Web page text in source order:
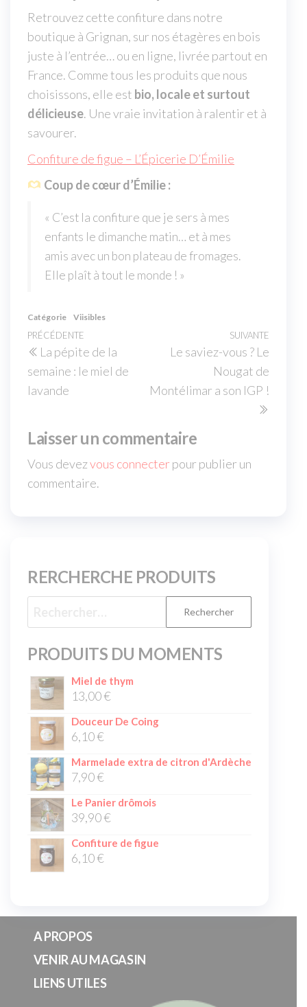
Retrouvez cette confiture dans notre
boutique à Grignan, sur nos étagères en bois
juste à l’entrée… ou en ligne, livrée partout en
France. Comme tous les produits que nous
choisissons, elle est bio, locale et surtout
délicieuse. Une vraie invitation à ralentir et à
savourer.
Confiture de figue – L’Épicerie D’Émilie
Coup de cœur d’Émilie :
« C’est la confiture que je sers à mes
enfants le dimanche matin… et à mes
amis avec un bon plateau de fromages.
Elle plaît à tout le monde ! »
Catégorie Viisibles
PRÉCÉDENTE
La pépite de la
semaine : le miel de
lavande
SUIVANTE
Le saviez-vous ? Le
Nougat de
Montélimar a son IGP !
Laisser un commentaire
Vous devezvous connecter pour publier un
commentaire.
RERCHERCHE PRODUITS
PRODUITS DU MOMENTS
Miel de thym
13,00€
Douceur De Coing
6,10€
Marmelade extra de citron d'Ardèche
7,90€
Le Panier drômois
39,90€
Confiture de figue
6,10€
A PROPOS
VENIR AU MAGASIN
LIENS UTILES